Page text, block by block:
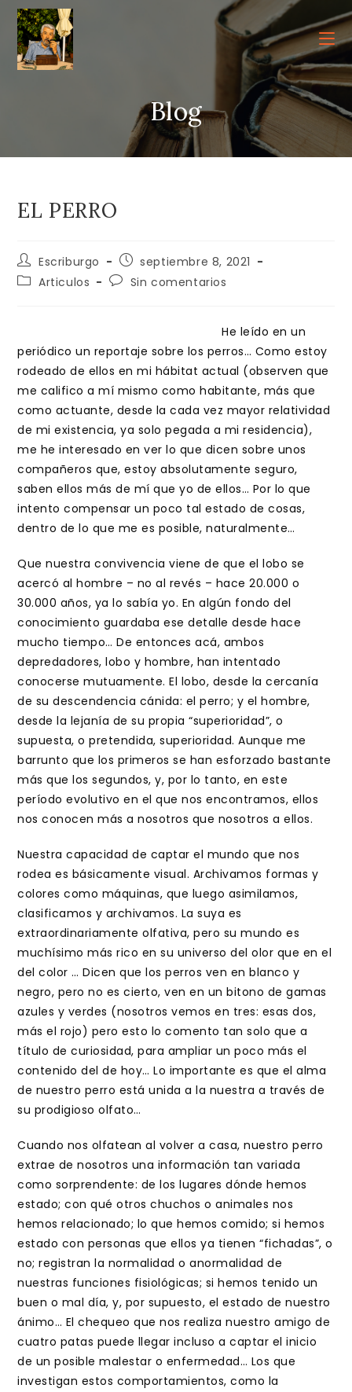
contenido
Blog
EL PERRO
Autor
de
la
Escriburgo
Publicación
de
la
septiembre 8, 2021
Categoría
Articulos
Comentarios
Sin comentarios
He leído en un
periódico un reportaje sobre los perros… Como estoy
rodeado de ellos en mi hábitat actual (observen que
me califico a mí mismo como habitante, más que
como actuante, desde la cada vez mayor relatividad
de mi existencia, ya solo pegada a mi residencia),
me he interesado en ver lo que dicen sobre unos
compañeros que, estoy absolutamente seguro,
saben ellos más de mí que yo de ellos… Por lo que
intento compensar un poco tal estado de cosas,
dentro de lo que me es posible, naturalmente…
Que nuestra convivencia viene de que el lobo se
acercó al hombre – no al revés – hace 20.000 o
30.000 años, ya lo sabía yo. En algún fondo del
conocimiento guardaba ese detalle desde hace
mucho tiempo… De entonces acá, ambos
depredadores, lobo y hombre, han intentado
conocerse mutuamente. El lobo, desde la cercanía
de su descendencia cánida: el perro; y el hombre,
desde la lejanía de su propia “superioridad”, o
supuesta, o pretendida, superioridad. Aunque me
barrunto que los primeros se han esforzado bastante
más que los segundos, y, por lo tanto, en este
período evolutivo en el que nos encontramos, ellos
nos conocen más a nosotros que nosotros a ellos.
Nuestra capacidad de captar el mundo que nos
rodea es básicamente visual. Archivamos formas y
colores como máquinas, que luego asimilamos,
clasificamos y archivamos. La suya es
extraordinariamente olfativa, pero su mundo es
muchísimo más rico en su universo del olor que en el
del color … Dicen que los perros ven en blanco y
negro, pero no es cierto, ven en un bitono de gamas
azules y verdes (nosotros vemos en tres: esas dos,
más el rojo) pero esto lo comento tan solo que a
título de curiosidad, para ampliar un poco más el
contenido del de hoy… Lo importante es que el alma
de nuestro perro está unida a la nuestra a través de
su prodigioso olfato…
Cuando nos olfatean al volver a casa, nuestro perro
extrae de nosotros una información tan variada
como sorprendente: de los lugares dónde hemos
estado; con qué otros chuchos o animales nos
hemos relacionado; lo que hemos comido; si hemos
estado con personas que ellos ya tienen “fichadas”, o
no; registran la normalidad o anormalidad de
nuestras funciones fisiológicas; si hemos tenido un
buen o mal día, y, por supuesto, el estado de nuestro
ánimo… El chequeo que nos realiza nuestro amigo de
cuatro patas puede llegar incluso a captar el inicio
de un posible malestar o enfermedad… Los que
investigan estos comportamientos, como la